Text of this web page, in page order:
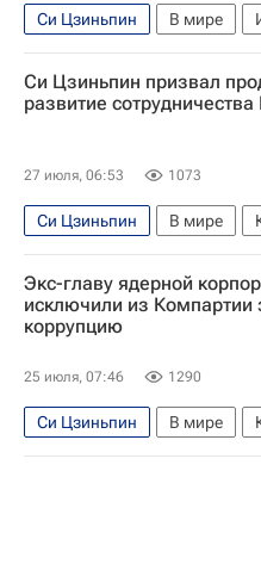
Си Цзиньпин В мире
Москва
Дональд Трамп
Си Цзиньпин призвал
развитие
27 июля, 06:53 1073
Си Цзиньпин В мире
Пекин
Луис Инасиу Лула
Экс-главу ядерной
исключили из Компартии
коррупцию
25 июля, 07:46 1290
Си Цзиньпин В мире